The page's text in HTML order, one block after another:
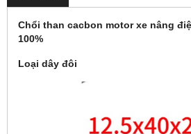
Chổi than cacbon motor xe nâng
100%
Loại dây đôi